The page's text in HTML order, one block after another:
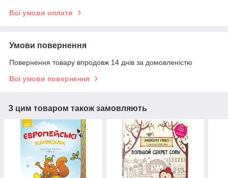
Всі умови оплати
Умови повернення
Повернення товару впродовж 14 днів за домовленістю
Всі умови повернення
З цим товаром також замовляють